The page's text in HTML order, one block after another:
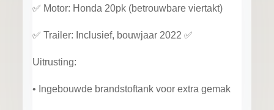
✅ Motor: Honda 20pk (betrouwbare viertakt)
✅ Trailer: Inclusief, bouwjaar 2022 ✅
Uitrusting:
• Ingebouwde brandstoftank voor extra gemak